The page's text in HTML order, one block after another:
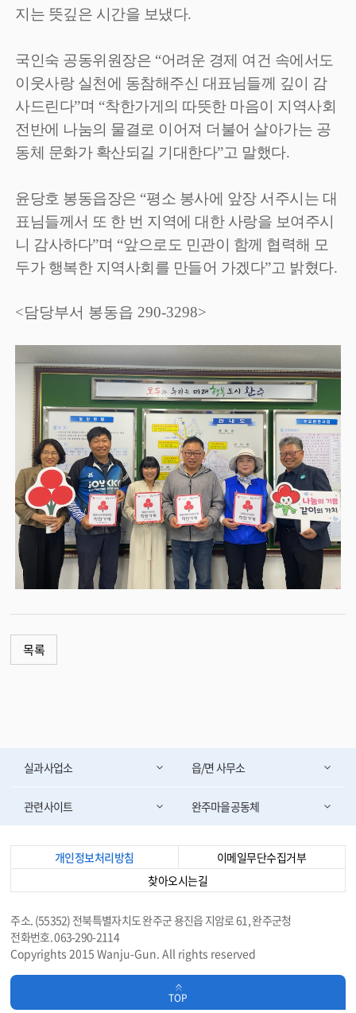
지는 뜻깊은 시간을 보냈다.
국인숙 공동위원장은 “어려운 경제 여건 속에서도
이웃사랑 실천에 동참해주신 대표님들께 깊이 감
사드린다”며 “착한가게의 따뜻한 마음이 지역사회
전반에 나눔의 물결로 이어져 더불어 살아가는 공
동체 문화가 확산되길 기대한다”고 말했다.
윤당호 봉동읍장은 “평소 봉사에 앞장 서주시는 대
표님들께서 또 한 번 지역에 대한 사랑을 보여주시
니 감사하다”며 “앞으로도 민관이 함께 협력해 모
두가 행복한 지역사회를 만들어 가겠다”고 밝혔다.
<담당부서 봉동읍 290-3298>
목록
실과사업소 읍/면 사무소
관련사이트 완주마을공동체
개인정보처리방침
이메일무단수집거부
찾아오시는길
주소. (55352) 전북특별자치도 완주군 용진읍 지암로 61, 완주군청
전화번호. 063-290-2114
Copyrights 2015 Wanju-Gun. All rights reserved
TOP